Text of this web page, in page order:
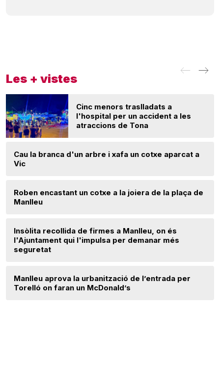
Les + vistes
Cinc menors traslladats a
l'hospital per un accident a les
atraccions de Tona
Cau la branca d'un arbre i xafa un cotxe aparcat a
Vic
Roben encastant un cotxe a la joiera de la plaça de
Manlleu
Insòlita recollida de firmes a Manlleu, on és
l'Ajuntament qui l'impulsa per demanar més
seguretat
Manlleu aprova la urbanització de l’entrada per
Torelló on faran un McDonald’s